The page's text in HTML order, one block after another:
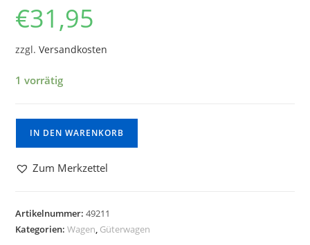
€31,95
zzgl.Versandkosten
1 vorrätig
IN DEN WARENKORB
Zum Merkzettel
Artikelnummer:49211
Kategorien:Wagen Güterwagen